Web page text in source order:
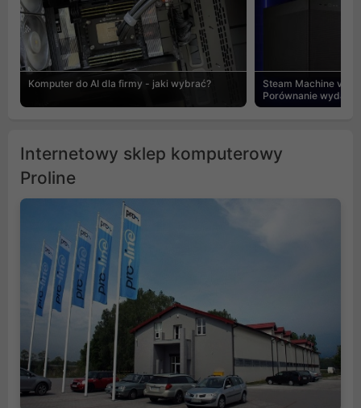
Komputer do AI dla firmy - jaki wybrać?
Steam Machine vs
Porównanie
Internetowy sklep komputerowy
Proline